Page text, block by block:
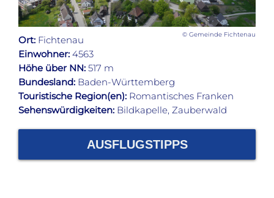
© Gemeinde Fichtenau
Ort: Fichtenau
Einwohner: 4563
Höhe über NN: 517 m
Bundesland: Baden-Württemberg
Touristische Region(en): Romantisches Franken
Sehenswürdigkeiten: Bildkapelle, Zauberwald
AUSFLUGSTIPPS